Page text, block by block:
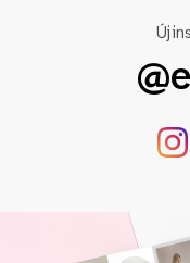
Új